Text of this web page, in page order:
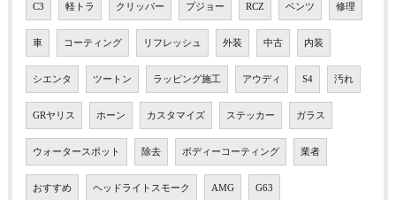
C3 軽トラ クリッパー プジョー RCZ ベンツ 修理
車 コーティング リフレッシュ 外装 中古 内装
シエンタ ツートン ラッピング施工 アウディ S4 汚れ
GRヤリス ホーン カスタマイズ ステッカー ガラス
ウォータースポット 除去 ボディーコーティング 業者
おすすめ ヘッドライトスモーク AMG G63